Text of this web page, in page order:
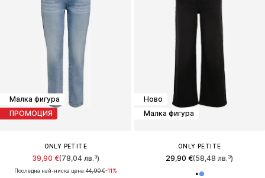
Малка фигура
ПРОМОЦИЯ
ONLY PETITE
39,90 €(78,04 лв.³)
Последна най-ниска цена:44,90 €-11%
Ново
Малка фигура
ONLY PETITE
29,90 €(58,48 лв.³)